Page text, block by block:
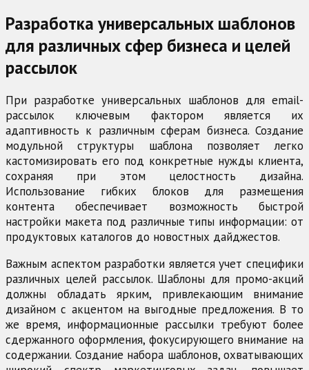
Разработка универсальных шаблонов
для различных сфер бизнеса и целей
рассылок
При разработке универсальных шаблонов для email-
рассылок ключевым фактором является их
адаптивность к различным сферам бизнеса. Создание
модульной структуры шаблона позволяет легко
кастомизировать его под конкретные нужды клиента,
сохраняя при этом целостность дизайна.
Использование гибких блоков для размещения
контента обеспечивает возможность быстрой
настройки макета под различные типы информации: от
продуктовых каталогов до новостных дайджестов.
Важным аспектом разработки является учет специфики
различных целей рассылок. Шаблоны для промо-акций
должны обладать ярким, привлекающим внимание
дизайном с акцентом на выгодные предложения. В то
же время, информационные рассылки требуют более
сдержанного оформления, фокусирующего внимание на
содержании. Создание набора шаблонов, охватывающих